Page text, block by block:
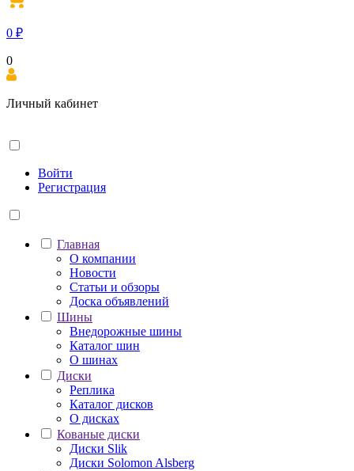
0 ₽
0
Личный кабинет
Войти
Регистрация
Главная
О компании
Новости
Статьи и обзоры
Доска объявлений
Шины
Внедорожные шины
Каталог шин
О шинах
Диски
Реплика
Каталог дисков
О дисках
Кованые диски
Диски Slik
Диски Solomon Alsberg